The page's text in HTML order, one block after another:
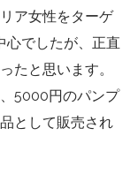
ア女性をターゲ
心でしたが、正直
たと思います。
5000円のパンプ
として販売され